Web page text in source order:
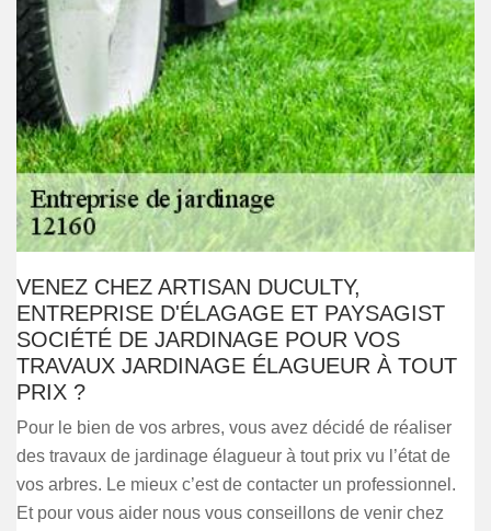
VENEZ CHEZ ARTISAN DUCULTY,
ENTREPRISE D'ÉLAGAGE ET PAYSAGIST
SOCIÉTÉ DE JARDINAGE POUR VOS
TRAVAUX JARDINAGE ÉLAGUEUR À TOUT
PRIX ?
Pour le bien de vos arbres, vous avez décidé de réaliser
des travaux de jardinage élagueur à tout prix vu l’état de
vos arbres. Le mieux c’est de contacter un professionnel.
Et pour vous aider nous vous conseillons de venir chez